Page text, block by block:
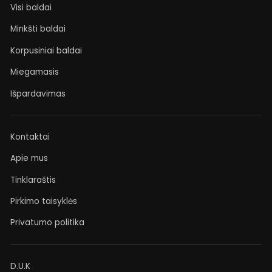
Visi baldai
Minkšti baldai
Korpusiniai baldai
Miegamasis
Išpardavimas
Kontaktai
Apie mus
Tinklaraštis
Pirkimo taisyklės
Privatumo politika
D.U.K